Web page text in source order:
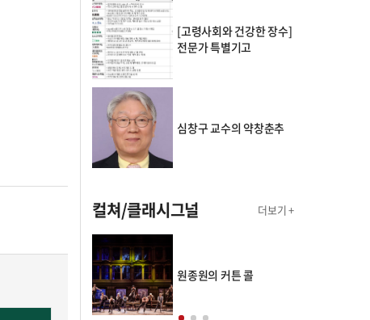
[고령사회와 건강한 장수]
전문가 특별기고
심창구 교수의 약창춘추
컬쳐/클래시그널 더보기 +
원종원의 커튼 콜